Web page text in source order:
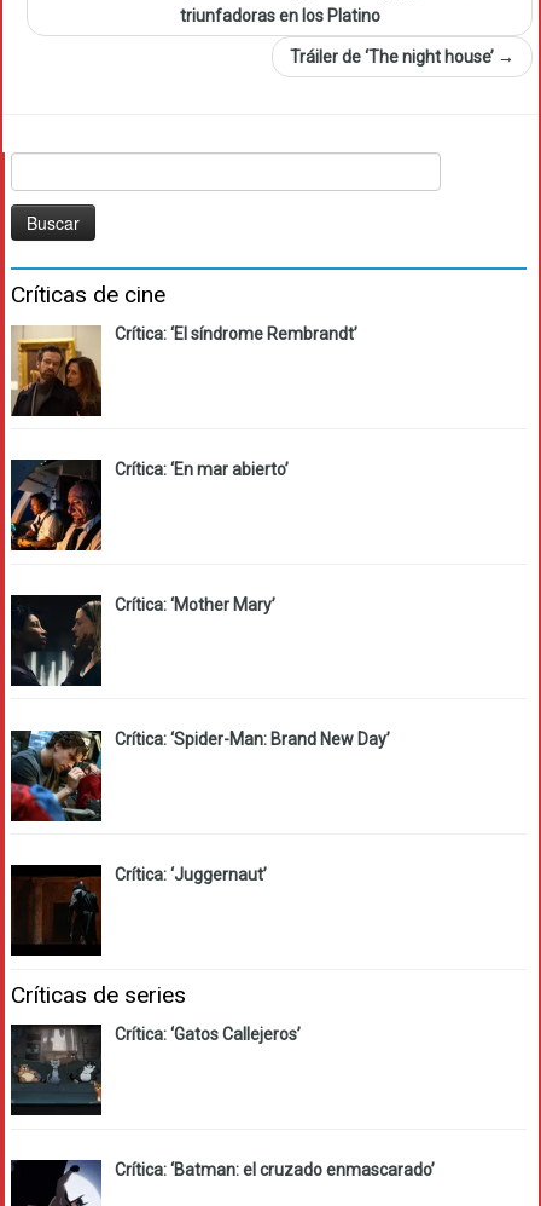
triunfadoras en los Platino
Tráiler de ‘The night house’ →
Críticas de cine
Crítica: ‘El síndrome Rembrandt’
Crítica: ‘En mar abierto’
Crítica: ‘Mother Mary’
Crítica: ‘Spider-Man: Brand New Day’
Crítica: ‘Juggernaut’
Críticas de series
Crítica: ‘Gatos Callejeros’
Crítica: ‘Batman: el cruzado enmascarado’